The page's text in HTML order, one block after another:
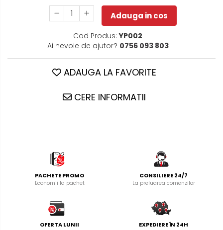
Adauga in cos
Cod Produs: YP002
Ai nevoie de ajutor? 0756 093 803
ADAUGA LA FAVORITE
CERE INFORMATII
PACHETE PROMO
Economii la pachet
CONSILIERE 24/7
La preluarea comenzilor
OFERTA LUNII EXPEDIERE ÎN 24H